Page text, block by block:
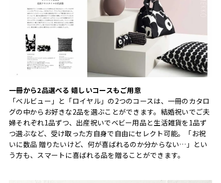
一冊から2品選べる 嬉しいコースもご用意
「ベルビュー」と「ロイヤル」の2つのコースは、一冊のカタロ
グの中からお好きな2品を選ぶことができます。結婚祝いでご夫
婦それぞれ1品ずつ、出産祝いでベビー用品と生活雑貨を1品ず
つ選ぶなど、受け取った方自身で自由にセレクト可能。「お祝
いに数品 贈りたいけど、何が喜ばれるのか分からない…」とい
う方も、スマートに喜ばれる品を贈ることができます。